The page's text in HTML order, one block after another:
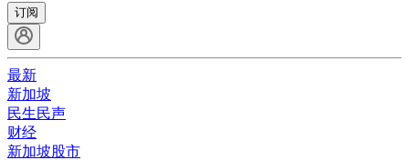
订阅
最新
新加坡
民生民声
财经
新加坡股市